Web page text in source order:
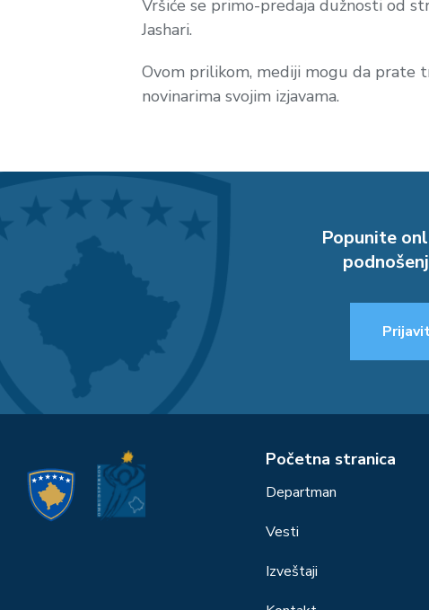
Vršiće se primo-predaja dužnosti od
Jashari.
Ovom prilikom, mediji mogu da prate
novinarima svojim izjavama.
Popunite
Početna stranica
Departman
Vesti
Izveštaji